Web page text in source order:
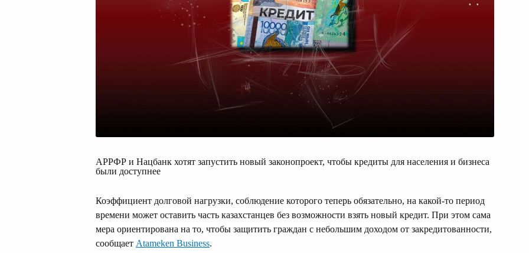
АРРФР и Нацбанк хотят запустить новый законопроект, чтобы кредиты для населения и бизнеса
были доступнее
Коэффициент долговой нагрузки, соблюдение которого теперь обязательно, на какой-то период
времени может оставить часть казахстанцев без возможности взять новый кредит. При этом сама
мера ориентирована на то, чтобы защитить граждан с небольшим доходом от закредитованности,
сообщает Atameken Business.